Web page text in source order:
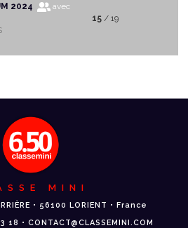
2024
avec
15/ 19
MINI
• 56100 LORIENT • France
• CONTACT@CLASSEMINI.COM